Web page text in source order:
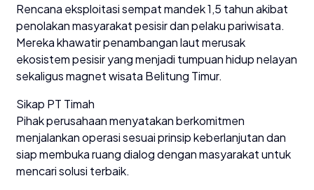
Rencana eksploitasi sempat mandek 1,5 tahun akibat
penolakan masyarakat pesisir dan pelaku pariwisata.
Mereka khawatir penambangan laut merusak
ekosistem pesisir yang menjadi tumpuan hidup nelayan
sekaligus magnet wisata Belitung Timur.
Sikap PT Timah
Pihak perusahaan menyatakan berkomitmen
menjalankan operasi sesuai prinsip keberlanjutan dan
siap membuka ruang dialog dengan masyarakat untuk
mencari solusi terbaik.